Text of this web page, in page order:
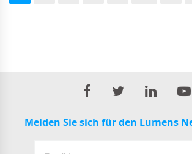
Melden Sie sich für den Lumens